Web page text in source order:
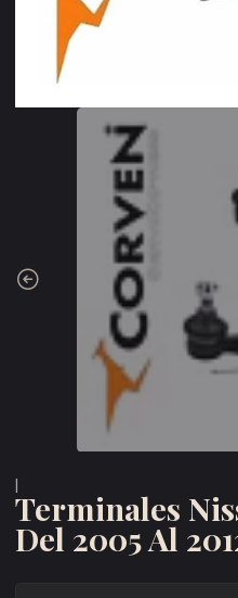
Terminales
Del 2005 Al